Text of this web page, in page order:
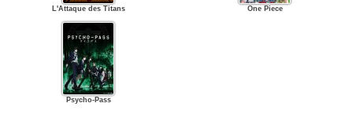
L'Attaque des Titans One Piece
Psycho-Pass